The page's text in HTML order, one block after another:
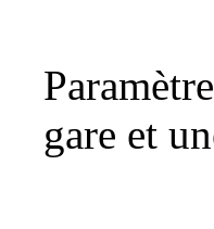
gare et